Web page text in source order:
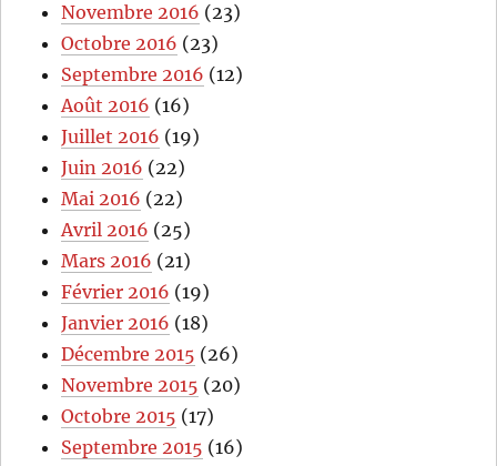
Novembre 2016 (23)
Octobre 2016 (23)
Septembre 2016 (12)
Août 2016 (16)
Juillet 2016 (19)
Juin 2016 (22)
Mai 2016 (22)
Avril 2016 (25)
Mars 2016 (21)
Février 2016 (19)
Janvier 2016 (18)
Décembre 2015 (26)
Novembre 2015 (20)
Octobre 2015 (17)
Septembre 2015 (16)